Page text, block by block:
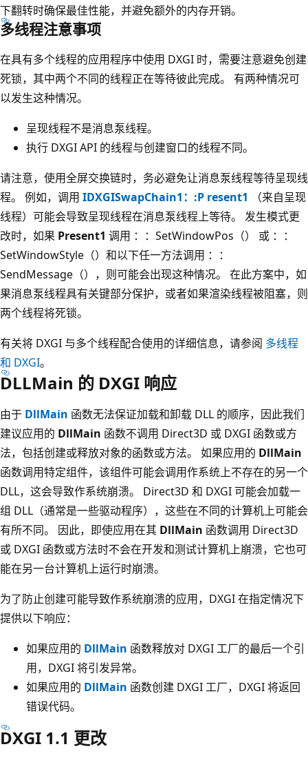
下翻转时确保最佳性能，并避免额外的内存开销。
多线程注意事项
在具有多个线程的应用程序中使用 DXGI 时，需要注意避免创建
死锁，其中两个不同的线程正在等待彼此完成。 有两种情况可
以发生这种情况。
呈现线程不是消息泵线程。
执行 DXGI API 的线程与创建窗口的线程不同。
请注意，使用全屏交换链时，务必避免让消息泵线程等待呈现线
程。 例如，调用 IDXGISwapChain1：:P resent1 （来自呈现
线程）可能会导致呈现线程在消息泵线程上等待。 发生模式更
改时，如果 Present1 调用 ：：SetWindowPos（） 或 ：：
SetWindowStyle（）和以下任一方法调用 ：：
SendMessage（），则可能会出现这种情况。 在此方案中，如
果消息泵线程具有关键部分保护，或者如果渲染线程被阻塞，则
两个线程将死锁。
有关将 DXGI 与多个线程配合使用的详细信息，请参阅 多线程
和 DXGI。
DLLMain 的 DXGI 响应
由于 DllMain 函数无法保证加载和卸载 DLL 的顺序，因此我们
建议应用的 DllMain 函数不调用 Direct3D 或 DXGI 函数或方
法，包括创建或释放对象的函数或方法。 如果应用的 DllMain
函数调用特定组件，该组件可能会调用作系统上不存在的另一个
DLL，这会导致作系统崩溃。 Direct3D 和 DXGI 可能会加载一
组 DLL（通常是一些驱动程序），这些在不同的计算机上可能会
有所不同。 因此，即使应用在其 DllMain 函数调用 Direct3D
或 DXGI 函数或方法时不会在开发和测试计算机上崩溃，它也可
能在另一台计算机上运行时崩溃。
为了防止创建可能导致作系统崩溃的应用，DXGI 在指定情况下
提供以下响应：
如果应用的 DllMain 函数释放对 DXGI 工厂的最后一个引
用，DXGI 将引发异常。
如果应用的 DllMain 函数创建 DXGI 工厂，DXGI 将返回
错误代码。
DXGI 1.1 更改